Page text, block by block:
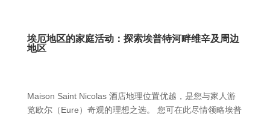
埃厄地区的家庭活动：探索埃普特河畔维辛及周边
地区
Maison Saint Nicolas 酒店地理位置优越，是您与家人游
览欧尔（Eure）奇观的理想之选。 您可在此尽情领略埃普